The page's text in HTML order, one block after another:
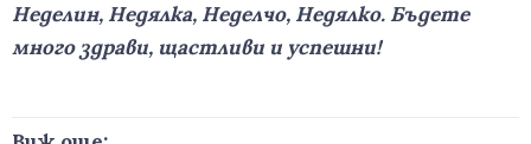
Неделин, Недялка, Неделчо, Недялко. Бъдете
много здрави, щастливи и успешни!